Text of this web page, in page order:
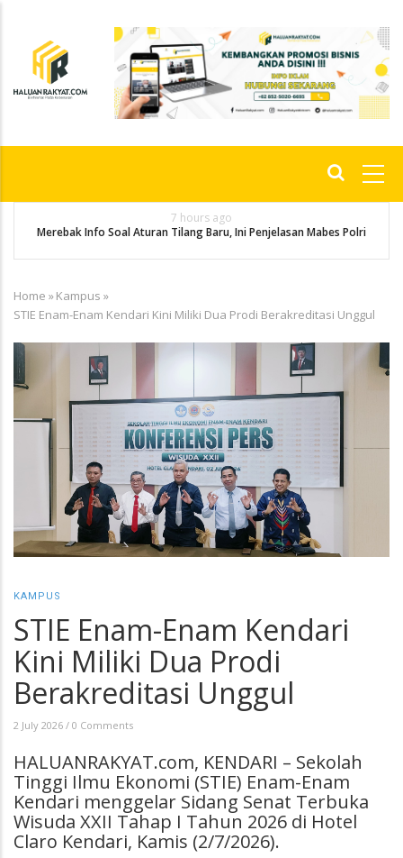
content
7 hours ago
Merebak Info Soal Aturan Tilang Baru, Ini Penjelasan Mabes Polri
Breadcrumb
Home »Kampus »
STIE Enam-Enam Kendari Kini Miliki Dua Prodi Berakreditasi Unggul
KAMPUS
STIE Enam-Enam Kendari
Kini Miliki Dua Prodi
Berakreditasi Unggul
2 July 2026 / 0 Comments
HALUANRAKYAT.com, KENDARI – Sekolah
Tinggi Ilmu Ekonomi (STIE) Enam-Enam
Kendari menggelar Sidang Senat Terbuka
Wisuda XXII Tahap I Tahun 2026 di Hotel
Claro Kendari, Kamis (2/7/2026).